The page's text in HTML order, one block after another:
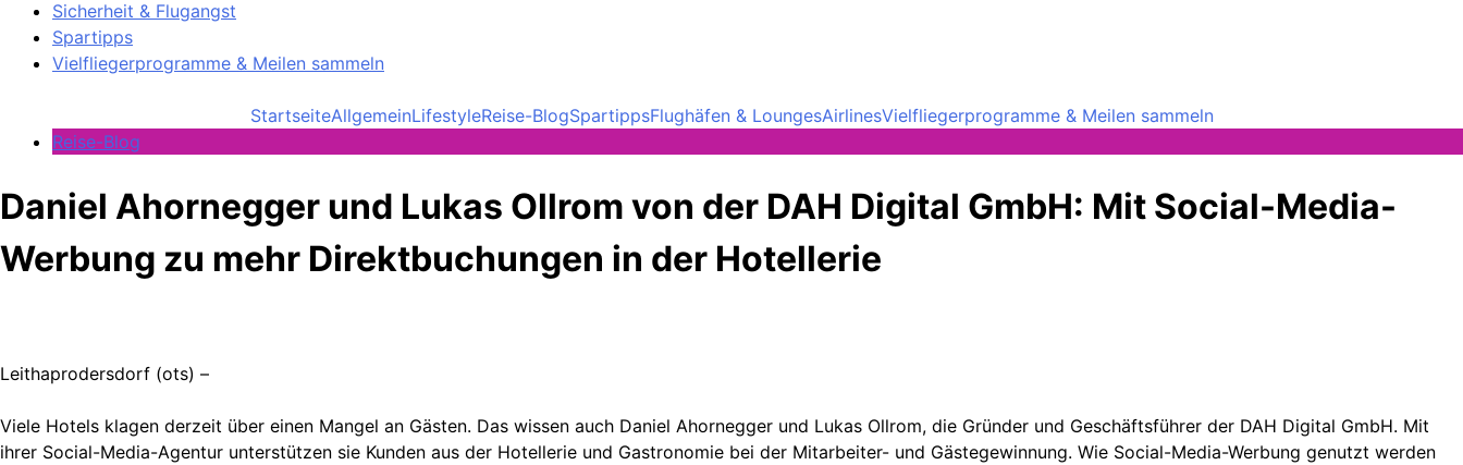
Sicherheit & Flugangst
Spartipps
Vielfliegerprogramme & Meilen sammeln
StartseiteAllgemeinLifestyleReise-BlogSpartippsFlughäfen & LoungesAirlinesVielfliegerprogramme & Meilen sammeln
Reise-Blog
Daniel Ahornegger und Lukas Ollrom von der DAH Digital GmbH: Mit Social-Media-
Werbung zu mehr Direktbuchungen in der Hotellerie
Leithaprodersdorf (ots) –
Viele Hotels klagen derzeit über einen Mangel an Gästen. Das wissen auch Daniel Ahornegger und Lukas Ollrom, die Gründer und Geschäftsführer der DAH Digital GmbH. Mit
ihrer Social-Media-Agentur unterstützen sie Kunden aus der Hotellerie und Gastronomie bei der Mitarbeiter- und Gästegewinnung. Wie Social-Media-Werbung genutzt werden